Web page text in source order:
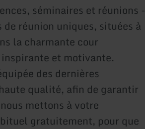
séminaires et réunions -
réunion uniques, situées à
la charmante cour
et motivante.
des dernières
qualité, afin de garantir
mettons à votre
gratuitement, pour que